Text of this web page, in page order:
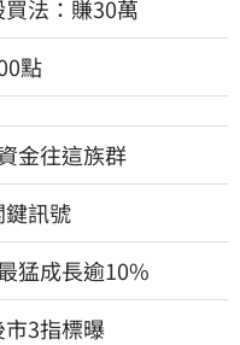
法：賺30萬
點
金往這族群
訊號
猛成長逾10%
3指標曝